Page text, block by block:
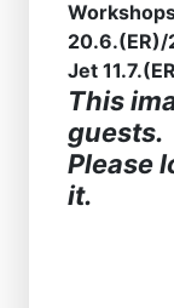
20.6.(ER)/
Jet
This
guests.
Please
it.